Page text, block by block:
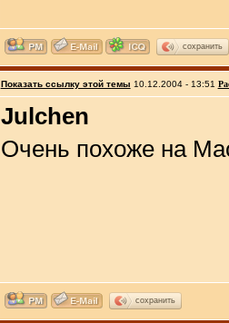
сохранить
Показать ссылку этой темы 10.12.2004 - 13:51
Julchen
Очень похоже на
сохранить